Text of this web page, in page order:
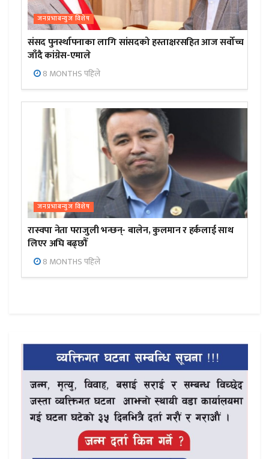
जनप्रभाबन्युज विशेष
संसद पुनर्स्थापनाका लागि सांसदको हस्ताक्षरसहित आज सर्वोच्च
जाँदै कांग्रेस-एमाले
8 MONTHS पहिले
जनप्रभाबन्युज विशेष
रास्वपा नेता पराजुली भन्छन्- बालेन, कुलमान र हर्कलाई साथ
लिएर अघि बढ्छौँ
8 MONTHS पहिले